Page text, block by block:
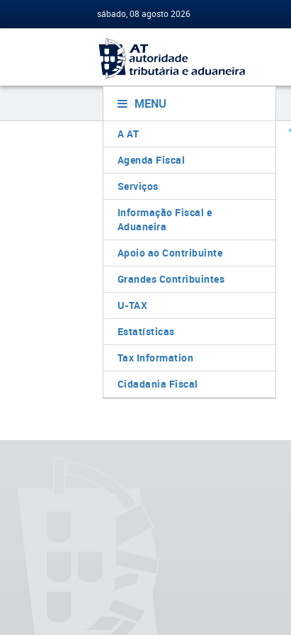
sábado, 08 agosto 2026
MENU
A AT
Agenda Fiscal
Serviços
Informação Fiscal e
Aduaneira
Apoio ao Contribuinte
Grandes Contribuintes
U-TAX
Estatísticas
Tax Information
Cidadania Fiscal